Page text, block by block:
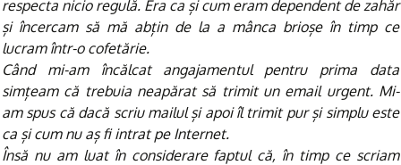
respecta nicio regulă. Era ca și cum eram dependent de zahăr
și încercam să mă abțin de la a mânca brioșe în timp ce
lucram într-o cofetărie.
Când mi-am încălcat angajamentul pentru prima data
simțeam că trebuia neapărat să trimit un email urgent. Mi-
am spus că dacă scriu mailul și apoi îl trimit pur și simplu este
ca și cum nu aș fi intrat pe Internet.
Însă nu am luat în considerare faptul că, în timp ce scriam